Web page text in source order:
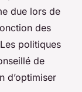
due lors de
des
politiques
de
d’optimiser